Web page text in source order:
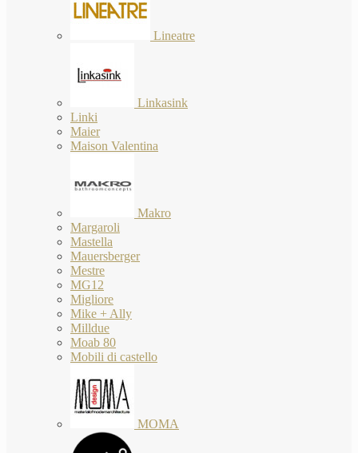
Lineatre
Linkasink
Linki
Maier
Maison Valentina
Makro
Margaroli
Mastella
Mauersberger
Mestre
MG12
Migliore
Mike + Ally
Milldue
Moab 80
Mobili di castello
MOMA